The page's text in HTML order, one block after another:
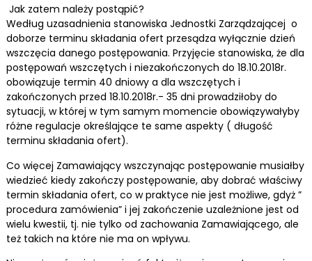
Jak zatem należy postąpić?
Według uzasadnienia stanowiska Jednostki Zarządzającej o
doborze terminu składania ofert przesądza wyłącznie dzień
wszczęcia danego postępowania. Przyjęcie stanowiska, że dla
postępowań wszczętych i niezakończonych do 18.10.2018r.
obowiązuje termin 40 dniowy a dla wszczętych i
zakończonych przed 18.10.2018r.- 35 dni prowadziłoby do
sytuacji, w której w tym samym momencie obowiązywałyby
różne regulacje określające te same aspekty ( długość
terminu składania ofert).
Co więcej Zamawiający wszczynając postępowanie musiałby
wiedzieć kiedy zakończy postępowanie, aby dobrać właściwy
termin składania ofert, co w praktyce nie jest możliwe, gdyż ”
procedura zamówienia” i jej zakończenie uzależnione jest od
wielu kwestii, tj. nie tylko od zachowania Zamawiającego, ale
też takich na które nie ma on wpływu.